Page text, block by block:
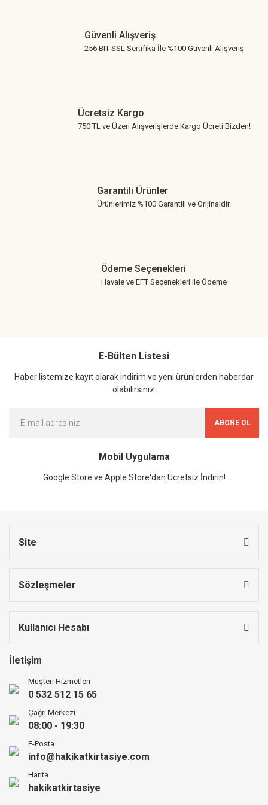
Güvenli Alışveriş
256 BIT SSL Sertifika İle %100 Güvenli Alışveriş
Ücretsiz Kargo
750 TL ve Üzeri Alışverişlerde Kargo Ücreti Bizden!
Garantili Ürünler
Ürünlerimiz %100 Garantili ve Orijinaldir.
Ödeme Seçenekleri
Havale ve EFT Seçenekleri ile Ödeme
E-Bülten Listesi
Haber listemize kayıt olarak indirim ve yeni ürünlerden haberdar
olabilirsiniz.
ABONE OL
Mobil Uygulama
Google Store ve Apple Store'dan Ücretsiz İndirin!
Site
Sözleşmeler
Kullanıcı Hesabı
İletişim
Müşteri Hizmetleri
0 532 512 15 65
Çağrı Merkezi
08:00 - 19:30
E-Posta
info@hakikatkirtasiye.com
Harita
hakikatkirtasiye